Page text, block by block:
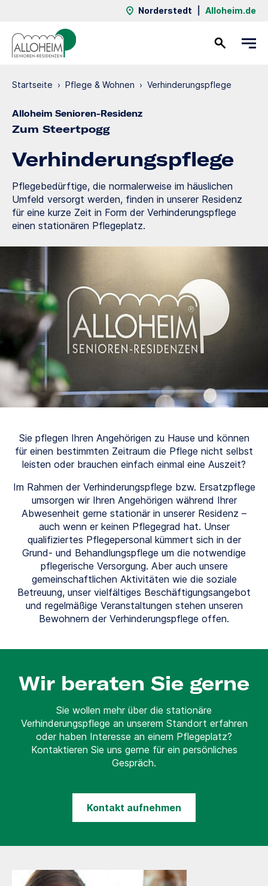
Norderstedt Alloheim.de
Startseite › Pflege & Wohnen › Verhinde­rungs­pflege
Alloheim Senioren-Residenz
Zum Steertpogg
Verhinde­rungs­pflege
Pflegebedürftige, die normalerweise im häuslichen
Umfeld versorgt werden, finden in unserer Residenz
für eine kurze Zeit in Form der Verhinderungspflege
einen stationären Pflegeplatz.
Sie pflegen Ihren Angehörigen zu Hause und können
für einen bestimmten Zeitraum die Pflege nicht selbst
leisten oder brauchen einfach einmal eine Auszeit?
Im Rahmen der Verhinderungspflege bzw. Ersatzpflege
umsorgen wir Ihren Angehörigen während Ihrer
Abwesenheit gerne stationär in unserer Residenz –
auch wenn er keinen Pflegegrad hat. Unser
qualifiziertes Pflegepersonal kümmert sich in der
Grund- und Behandlungspflege um die notwendige
pflegerische Versorgung. Aber auch unsere
gemeinschaftlichen Aktivitäten wie die soziale
Betreuung, unser vielfältiges Beschäftigungsangebot
und regelmäßige Veranstaltungen stehen unseren
Bewohnern der Verhinderungspflege offen.
Wir beraten Sie gerne
Sie wollen mehr über die stationäre
Verhinderungspflege an unserem Standort erfahren
oder haben Interesse an einem Pflegeplatz?
Kontaktieren Sie uns gerne für ein persönliches
Gespräch.
Kontakt aufnehmen